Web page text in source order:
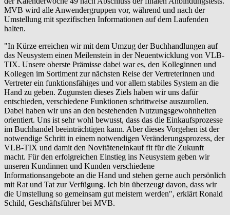
MVB wird alle Anwendergruppen vor, während und nach der
Umstellung mit spezifischen Informationen auf dem Laufenden
halten.
"In Kürze erreichen wir mit dem Umzug der Buchhandlungen auf
das Neusystem einen Meilenstein in der Neuentwicklung von VLB-
TIX. Unsere oberste Prämisse dabei war es, den Kolleginnen und
Kollegen im Sortiment zur nächsten Reise der Vertreterinnen und
Vertreter ein funktionsfähiges und vor allem stabiles System an die
Hand zu geben. Zugunsten dieses Ziels haben wir uns dafür
entschieden, verschiedene Funktionen schrittweise auszurollen.
Dabei haben wir uns an den bestehenden Nutzungsgewohnheiten
orientiert. Uns ist sehr wohl bewusst, dass das die Einkaufsprozesse
im Buchhandel beeinträchtigen kann. Aber dieses Vorgehen ist der
notwendige Schritt in einem notwendigen Veränderungsprozess, der
VLB-TIX und damit den Novitäteneinkauf fit für die Zukunft
macht. Für den erfolgreichen Einstieg ins Neusystem geben wir
unseren Kundinnen und Kunden verschiedene
Informationsangebote an die Hand und stehen gerne auch persönlich
mit Rat und Tat zur Verfügung. Ich bin überzeugt davon, dass wir
die Umstellung so gemeinsam gut meistern werden", erklärt Ronald
Schild, Geschäftsführer bei MVB.